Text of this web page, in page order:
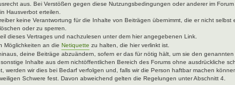
aus. Bei Verstößen gegen diese Nutzungsbedingungen oder anderer im
Hausverbot erteilen.
keine Verantwortung für die Inhalte von Beiträgen übernimmt, die er nicht
oder zu sperren.
dieses Vertrages und nachzulesen unter dem hier angegebenen Link.
Möglichkeiten an die Netiquette zu halten, die hier verlinkt ist.
deine Beiträge abzuändern, sofern er das für nötig hält, um sie den
Inhalte aus dem nichtöffentlichen Bereich des Forums ohne ausdrückliche
werden wir dies bei Bedarf verfolgen und, falls wir die Person haftbar machen
Schwere fest. Davon abweichend gelten die Regelungen unter Abschnitt 4.